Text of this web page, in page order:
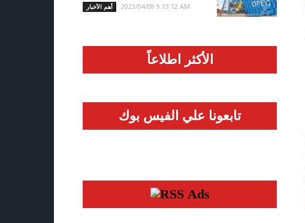
أهم الأخبار 2023/04/08 9:13:12 AM
الأكثر اطلاعاً
تابعونا علي الفيس بوك
Ads